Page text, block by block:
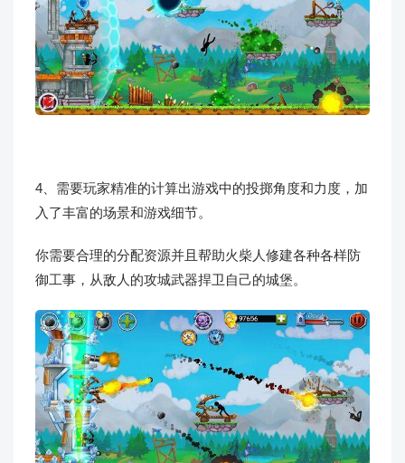
4、需要玩家精准的计算出游戏中的投掷角度和力度，加
入了丰富的场景和游戏细节。
你需要合理的分配资源并且帮助火柴人修建各种各样防
御工事，从敌人的攻城武器捍卫自己的城堡。